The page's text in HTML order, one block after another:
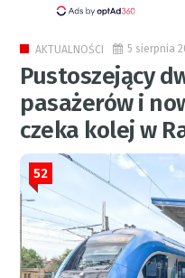
AKTUALNOŚCI 5 sierpnia
Pustoszejący
pasażerów i
czeka kolej w
52